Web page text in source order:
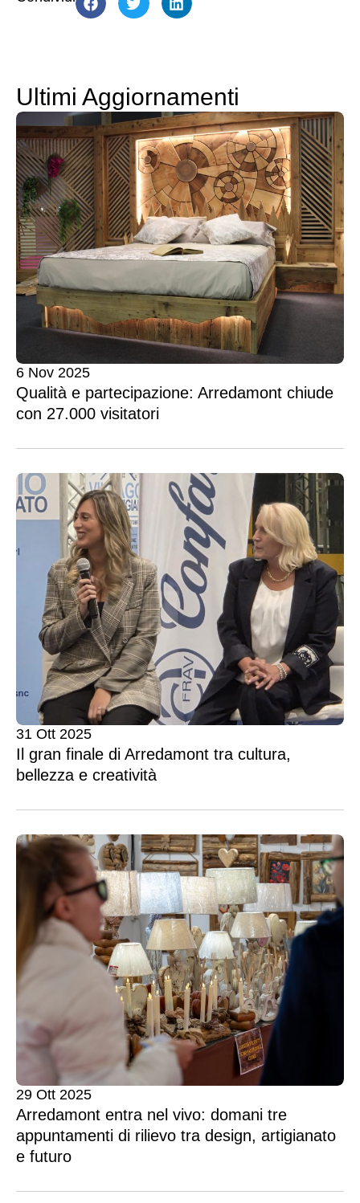
Ultimi Aggiornamenti
6 Nov 2025
Qualità e partecipazione: Arredamont chiude
con 27.000 visitatori
31 Ott 2025
Il gran finale di Arredamont tra cultura,
bellezza e creatività
29 Ott 2025
Arredamont entra nel vivo: domani tre
appuntamenti di rilievo tra design, artigianato
e futuro